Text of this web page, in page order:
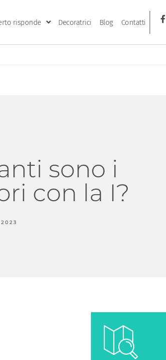
risponde Decoratrici Blog Contatti
sono i
con la I?